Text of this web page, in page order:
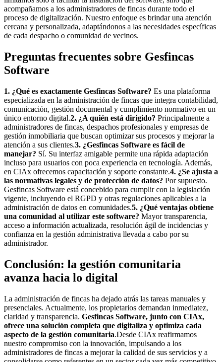
acompañamos a los administradores de fincas durante todo el
proceso de digitalización. Nuestro enfoque es brindar una atención
cercana y personalizada, adaptándonos a las necesidades específicas
de cada despacho o comunidad de vecinos.
Preguntas frecuentes sobre Gesfincas
Software
1. ¿Qué es exactamente Gesfincas Software? Es una plataforma
especializada en la administración de fincas que integra contabilidad,
comunicación, gestión documental y cumplimiento normativo en un
único entorno digital.2. ¿A quién está dirigido? Principalmente a
administradores de fincas, despachos profesionales y empresas de
gestión inmobiliaria que buscan optimizar sus procesos y mejorar la
atención a sus clientes.3. ¿Gesfincas Software es fácil de
manejar? Sí. Su interfaz amigable permite una rápida adaptación
incluso para usuarios con poca experiencia en tecnología. Además,
en CIAx ofrecemos capacitación y soporte constante.4. ¿Se ajusta a
las normativas legales y de protección de datos? Por supuesto.
Gesfincas Software está concebido para cumplir con la legislación
vigente, incluyendo el RGPD y otras regulaciones aplicables a la
administración de datos en comunidades.5. ¿Qué ventajas obtiene
una comunidad al utilizar este software? Mayor transparencia,
acceso a información actualizada, resolución ágil de incidencias y
confianza en la gestión administrativa llevada a cabo por su
administrador.
Conclusión: la gestión comunitaria
avanza hacia lo digital
La administración de fincas ha dejado atrás las tareas manuales y
presenciales. Actualmente, los propietarios demandan inmediatez,
claridad y transparencia. Gesfincas Software, junto con CIAx,
ofrece una solución completa que digitaliza y optimiza cada
aspecto de la gestión comunitaria.Desde CIAx reafirmamos
nuestro compromiso con la innovación, impulsando a los
administradores de fincas a mejorar la calidad de sus servicios y a